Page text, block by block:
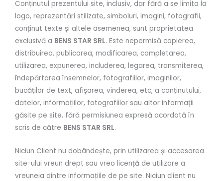
Conținutul prezentului site, inclusiv, dar fără a se limita la
logo, reprezentări stilizate, simboluri, imagini, fotografii,
conținut texte și altele asemenea, sunt proprietatea
exclusivă a BENS STAR SRL. Este nepermisă copierea,
distribuirea, publicarea, modificarea, completarea,
utilizarea, expunerea, includerea, legarea, transmiterea,
îndepărtarea însemnelor, fotografiilor, imaginilor,
bucăților de text, afișarea, vinderea, etc, a conținutului,
datelor, informațiilor, fotografiilor sau altor informații
găsite pe site, fără permisiunea expresă acordată în
scris de către BENS STAR SRL.
Niciun Client nu dobândește, prin utilizarea și accesarea
site-ului vreun drept sau vreo licență de utilizare a
vreuneia dintre informațiile de pe site. Niciun client nu